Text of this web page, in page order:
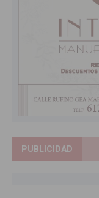
PUBLICIDAD